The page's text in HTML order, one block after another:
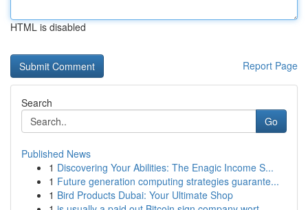
HTML is disabled
Report Page
Search
Go
Published News
1 Discovering Your Abilities: The Enagic Income S...
1 Future generation computing strategies guarante...
1 Bird Products Dubai: Your Ultimate Shop